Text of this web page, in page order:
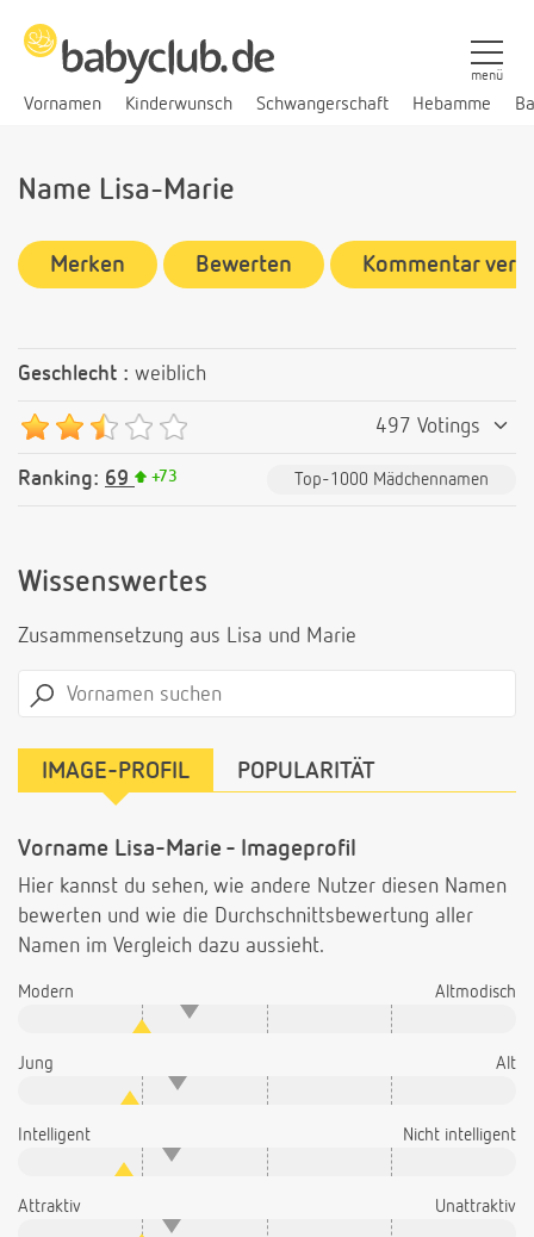
Vornamen Kinderwunsch Schwangerschaft Hebamme
menü
Name Lisa-Marie
Merken Bewerten Kommentar
Geschlecht : weiblich
497 Votings
Ranking: 69 +73 Top-1000 Mädchennamen
Wissenswertes
Zusammensetzung aus Lisa und Marie
IMAGE-PROFIL POPULARITÄT
Vorname Lisa-Marie - Imageprofil
Hier kannst du sehen, wie andere Nutzer diesen Namen
bewerten und wie die Durchschnittsbewertung aller
Namen im Vergleich dazu aussieht.
Modern Altmodisch
Jung Alt
Intelligent Nicht intelligent
Attraktiv Unattraktiv